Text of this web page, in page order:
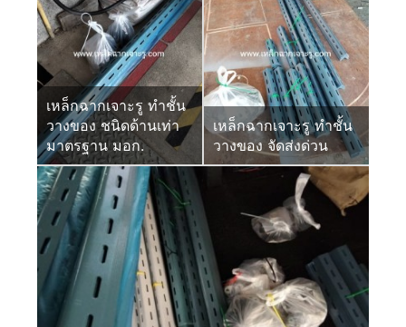
เหล็กฉากเจาะรู ทำชั้น
วางของ ชนิดด้านเท่า
มาตรฐาน มอก.
เหล็กฉากเจาะรู ทำชั้น
วางของ จัดส่งด่วน